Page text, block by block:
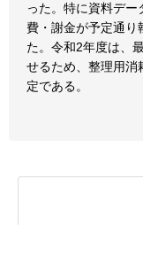
った。特に資料デ
費・謝金が予定通り
た。令和2年度は、
せるため、整理用消
定である。